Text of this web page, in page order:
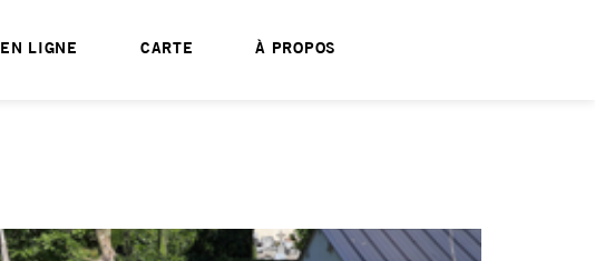
EN LIGNE CARTE À PROPOS